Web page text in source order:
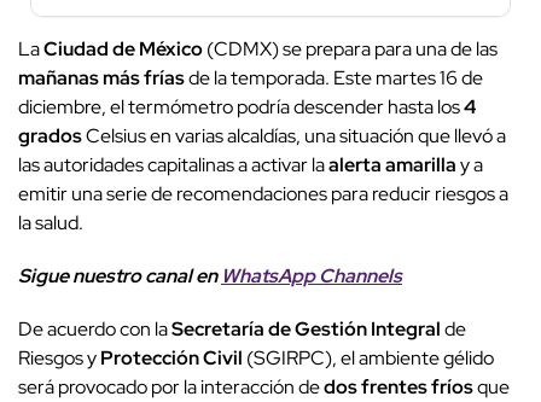
LaCiudad de México(CDMX) se prepara para una de las
mañanas más fríasde la temporada. Este martes 16 de
diciembre, el termómetro podría descender hasta los4
gradosCelsius en varias alcaldías, una situación que llevó a
las autoridades capitalinas a activar laalerta amarillay a
emitir una serie de recomendaciones para reducir riesgos a
la salud.
Sigue nuestro canal en WhatsApp Channels
De acuerdo con laSecretaría de Gestión Integralde
Riesgos yProtección Civil (SGIRPC), el ambiente gélido
será provocado por la interacción dedos frentes fríosque